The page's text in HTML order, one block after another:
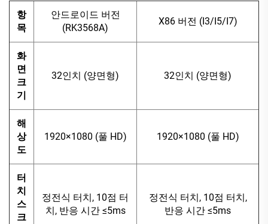
항
목
안드로이드 버전
(RK3568A)
X86 버전 (I3/I5/I7)
화
면
크
기
32인치 (양면형) 32인치 (양면형)
해
상
도
1920×1080 (풀 HD) 1920×1080 (풀 HD)
터
치
스
크
정전식 터치, 10점 터
치, 반응 시간 ≤5ms
정전식 터치, 10점 터치,
반응 시간 ≤5ms